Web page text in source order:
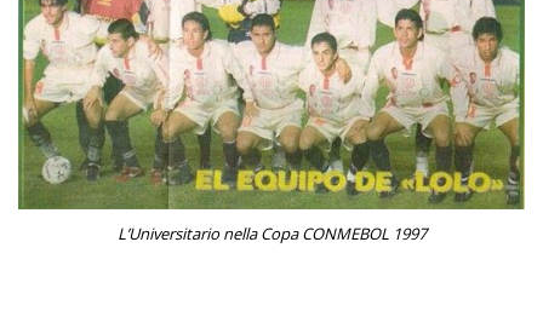
L’Universitario nella Copa CONMEBOL 1997